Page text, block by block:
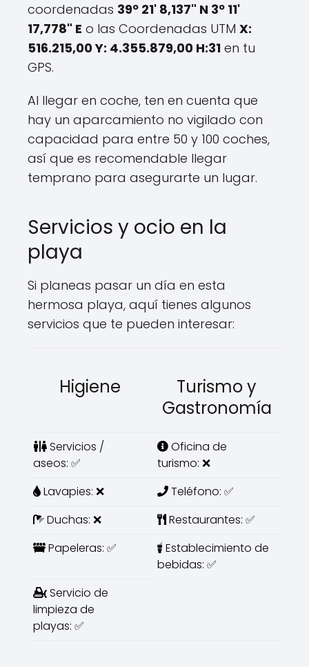
coordenadas 39º 21' 8,137" N 3º 11'
17,778" E o las Coordenadas UTM X:
516.215,00 Y: 4.355.879,00 H:31 en tu
GPS.
Al llegar en coche, ten en cuenta que
hay un aparcamiento no vigilado con
capacidad para entre 50 y 100 coches,
así que es recomendable llegar
temprano para asegurarte un lugar.
Servicios y ocio en la
playa
Si planeas pasar un día en esta
hermosa playa, aquí tienes algunos
servicios que te pueden interesar:
Higiene
Turismo y
Gastronomía
Servicios /
aseos: ✅
Oficina de
turismo: ❌
Lavapies: ❌
Teléfono: ✅
Duchas: ❌
Restaurantes: ✅
Papeleras: ✅
Establecimiento de
bebidas: ✅
Servicio de
limpieza de
playas: ✅